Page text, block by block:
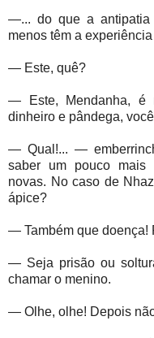
—... do que a antipatia
menos têm a
— Este, quê?
— Este, Mendanha, é
dinheiro e pândega,
— Qual!... —
saber um pouco mais
novas. No caso de
ápice?
— Também que doença!
— Seja prisão ou
chamar o menino.
— Olhe, olhe! Depois